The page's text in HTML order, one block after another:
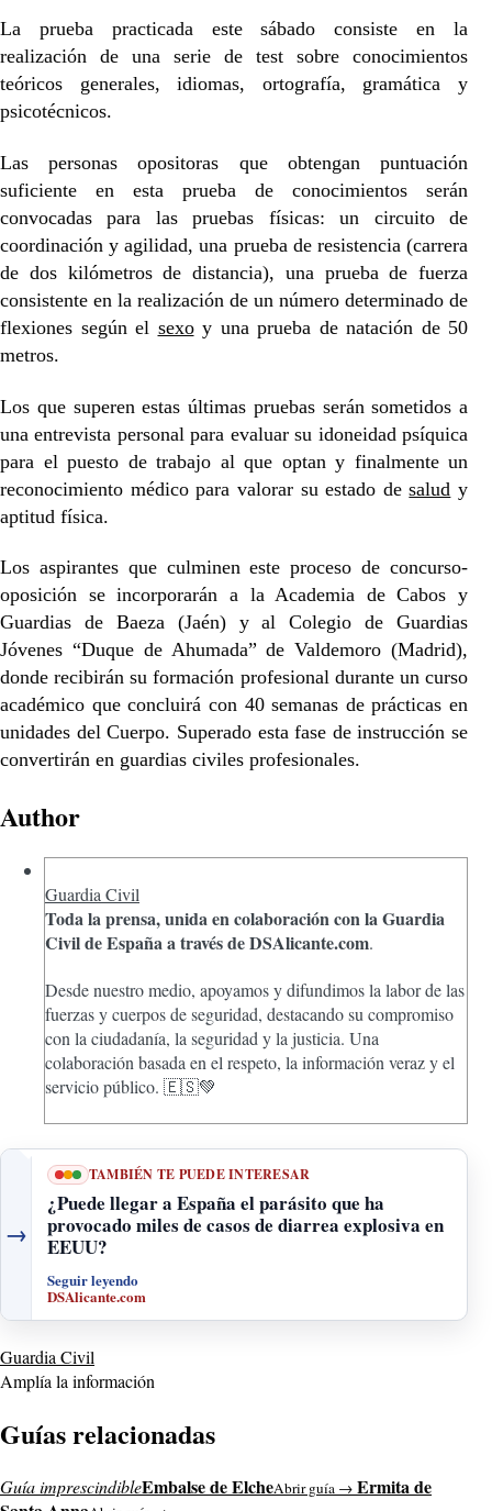
La prueba practicada este sábado consiste en la
realización de una serie de test sobre conocimientos
teóricos generales, idiomas, ortografía, gramática y
psicotécnicos.
Las personas opositoras que obtengan puntuación
suficiente en esta prueba de conocimientos serán
convocadas para las pruebas físicas: un circuito de
coordinación y agilidad, una prueba de resistencia (carrera
de dos kilómetros de distancia), una prueba de fuerza
consistente en la realización de un número determinado de
flexiones según el sexoy una prueba de natación de 50
metros.
Los que superen estas últimas pruebas serán sometidos a
una entrevista personal para evaluar su idoneidad psíquica
para el puesto de trabajo al que optan y finalmente un
reconocimiento médico para valorar su estado desalud y
aptitud física.
Los aspirantes que culminen este proceso de concurso-
oposición se incorporarán a la Academia de Cabos y
Guardias de Baeza (Jaén) y al Colegio de Guardias
Jóvenes “Duque de Ahumada” de Valdemoro (Madrid),
donde recibirán su formación profesional durante un curso
académico que concluirá con 40 semanas de prácticas en
unidades del Cuerpo. Superado esta fase de instrucción se
convertirán en guardias civiles profesionales.
Author
Guardia Civil
Toda la prensa, unida en colaboración con la Guardia
Civil de España a través de DSAlicante.com.
Desde nuestro medio, apoyamos y difundimos la labor de las
fuerzas y cuerpos de seguridad, destacando su compromiso
con la ciudadanía, la seguridad y la justicia. Una
colaboración basada en el respeto, la información veraz y el
servicio público. 🇪🇸💚
→
TAMBIÉN TE PUEDE INTERESAR
¿Puede llegar a España el parásito que ha
provocado miles de casos de diarrea explosiva en
EEUU?
Seguir leyendo
DSAlicante.com
Guardia Civil
Amplía la información
Guías relacionadas
Guía imprescindibleEmbalse de ElcheAbrir guía → Ermita de